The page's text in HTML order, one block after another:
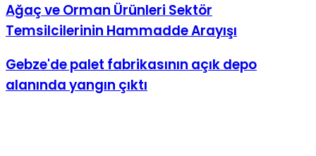
Ağaç ve Orman Ürünleri Sektör
Temsilcilerinin Hammadde Arayışı
Gebze'de palet fabrikasının açık depo
alanında yangın çıktı